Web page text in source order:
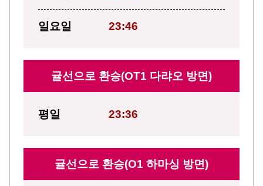
일요일 23:46
귤선으로 환승(OT1 다랴오 방면)
평일 23:36
귤선으로 환승(O1 하마싱 방면)